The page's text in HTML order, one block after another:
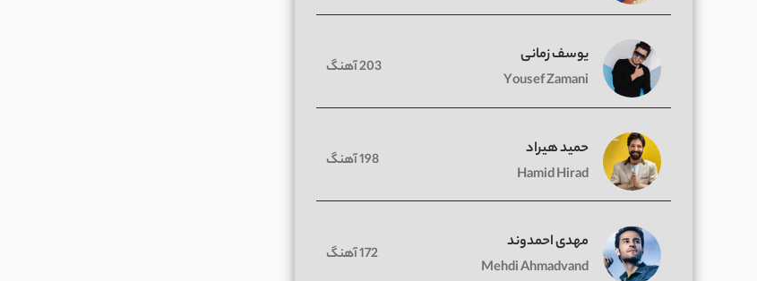
یوسف زمانی
Yousef Zamani
203 آهنگ
حمید هیراد
Hamid Hirad
198 آهنگ
مهدی احمدوند
Mehdi Ahmadvand
172 آهنگ